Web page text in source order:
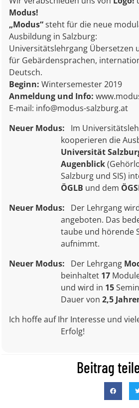
Modus!
„Modus“steht für die neue
Ausbildung in Salzburg:
Universitätslehrgang Übersetzen
für Gebärdensprachen,
Deutsch.
Beginn: Wintersemester 2019
Anmeldung und Info:
E-mail: info@modus-salzburg.at
Neuer Modus: Im
kooperieren die
Universität
Augenblick
Salzburg und SIS)
ÖGLB und dem
Neuer Modus: Der Lehrgang
angeboten. Das
taube und hörende
aufnimmt.
Neuer Modus: Der Lehrgang
beinhaltet 17
und wird in 15
Dauer von 2,5
Ich hoffe auf Ihr Interesse und
Erfolg!
Beitrag